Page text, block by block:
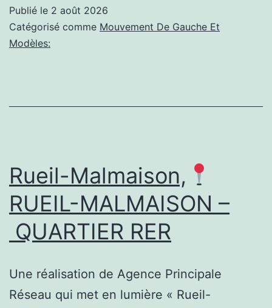
Pantin
Publié le 2 août 2026
Catégorisé comme Mouvement De Gauche Et
Modèles:
Rueil-Malmaison,
RUEIL-MALMAISON –
QUARTIER RER
Une réalisation de Agence Principale
Réseau qui met en lumière « Rueil-